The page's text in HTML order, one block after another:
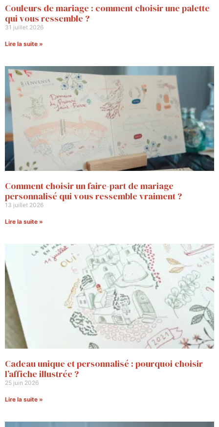
Couleurs de mariage : comment choisir une palette
qui vous ressemble ?
31 juillet 2026
Lire la suite »
Comment choisir un faire-part de mariage
personnalisé qui vous ressemble vraiment ?
13 juillet 2026
Lire la suite »
Cadeau unique et personnalisé : pourquoi choisir
l’affiche illustrée ?
25 juin 2026
Lire la suite »